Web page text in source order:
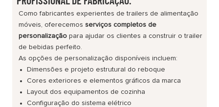
Como fabricantes experientes de trailers de alimentação
móveis, oferecemosserviços completos de
personalização para ajudar os clientes a construir o trailer
de bebidas perfeito.
As opções de personalização disponíveis incluem:
Dimensões e projeto estrutural do reboque
Cores exteriores e elementos gráficos da marca
Layout dos equipamentos de cozinha
Configuração do sistema elétrico